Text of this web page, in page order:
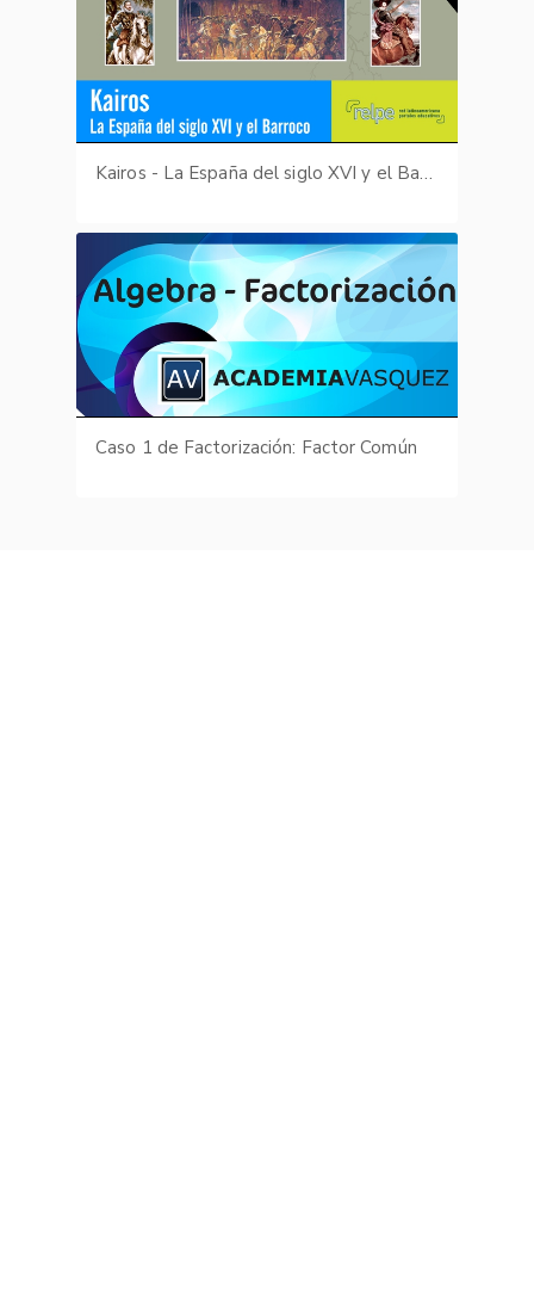
Kairos - La España del siglo XVI y el Barroco
Caso 1 de Factorización: Factor Común